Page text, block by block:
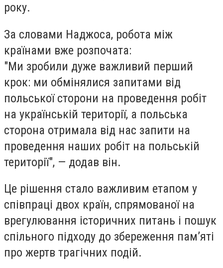
року.
За словами Наджоса, робота між
країнами вже розпочата:
"Ми зробили дуже важливий перший
крок: ми обмінялися запитами від
польської сторони на проведення робіт
на українській території, а польська
сторона отримала від нас запити на
проведення наших робіт на польській
території", — додав він.
Це рішення стало важливим етапом у
співпраці двох країн, спрямованої на
врегулювання історичних питань і пошук
спільного підходу до збереження пам’яті
про жертв трагічних подій.